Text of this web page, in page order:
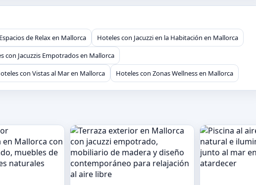
de Relax en Mallorca
Hoteles con Jacuzzi en la Habitación en Mallorca
con Jacuzzis Empotrados en Mallorca
con Vistas al Mar en Mallorca Hoteles con Zonas Wellness en Mallorca